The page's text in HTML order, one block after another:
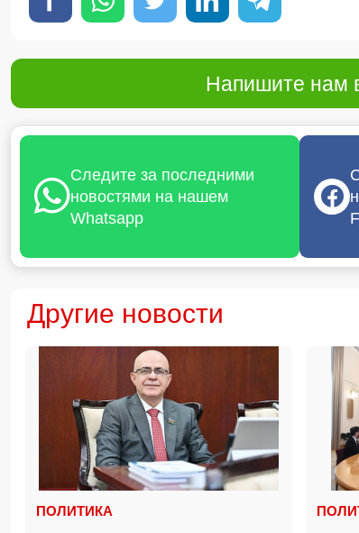
Напишите нам
Следите за последними
новостями на нашем
Whatsapp
Другие новости
ПОЛИТИКА